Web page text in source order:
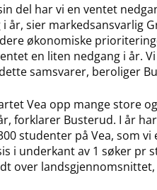
del har vi en ventet
i år, sier markedsansvarlig
økonomiske
en liten nedgang i år.
samsvarer, beroliger
Vea opp mange store
forklarer Busterud. I år
studenter på Vea, som
i underkant av 1 søker pr
over